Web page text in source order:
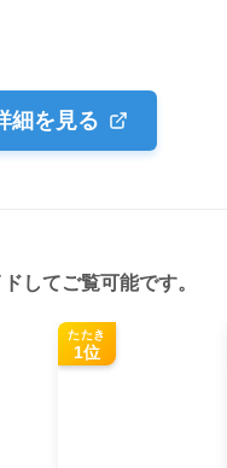
細を見る
してご覧可能です。
たたき
1位